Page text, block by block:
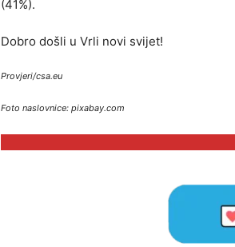
(41%).
Dobro došli u Vrli novi svijet!
Provjeri/csa.eu
Foto naslovnice: pixabay.com